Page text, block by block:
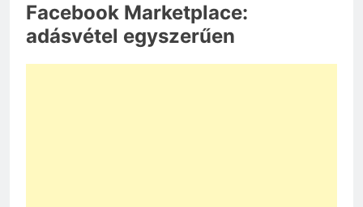
Facebook Marketplace:
adásvétel egyszerűen